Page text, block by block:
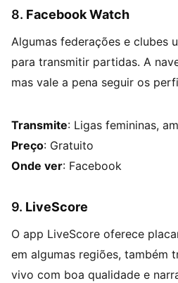
8. Facebook Watch
Algumas federações e clubes
para transmitir partidas. A
mas vale a pena seguir os
Transmite: Ligas femininas,
Preço: Gratuito
Onde ver: Facebook
9. LiveScore
O app LiveScore oferece
em algumas regiões, também
vivo com boa qualidade e